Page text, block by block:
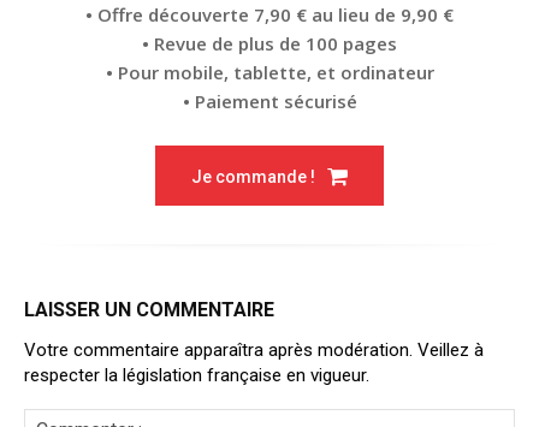
• Offre découverte 7,90 € au lieu de 9,90 €
• Revue de plus de 100 pages
• Pour mobile, tablette, et ordinateur
• Paiement sécurisé
Je commande !
LAISSER UN COMMENTAIRE
Votre commentaire apparaîtra après modération. Veillez à
respecter la législation française en vigueur.